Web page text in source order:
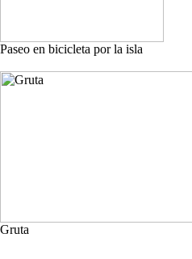
Paseo en bicicleta por la isla
Gruta